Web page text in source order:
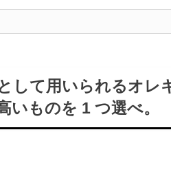
して用いられるオレ
いものを 1 つ選べ。